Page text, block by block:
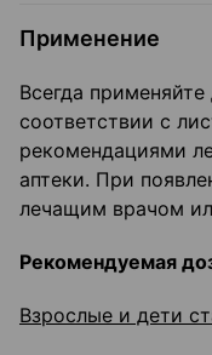
Применение
Всегда
соответствии с
рекомендациями
аптеки. При
лечащим врачом
Рекомендуемая
Взрослые и дети